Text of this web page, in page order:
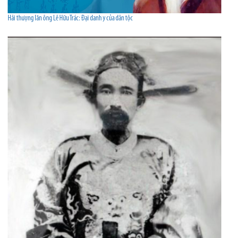
Hải thượng lãn ông Lê Hữu Trác: Đại danh y của dân tộc